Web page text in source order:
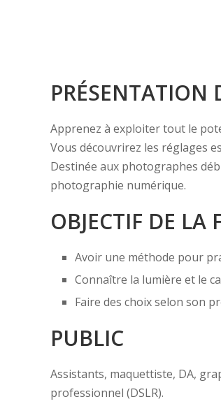
PRÉSENTATION
Apprenez à exploiter tout le
Vous découvrirez les réglages
Destinée aux photographes
photographie numérique.
OBJECTIF DE LA
Avoir une méthode pour
Connaître la lumière et le
Faire des choix selon son
PUBLIC
Assistants, maquettiste, DA,
professionnel (DSLR).